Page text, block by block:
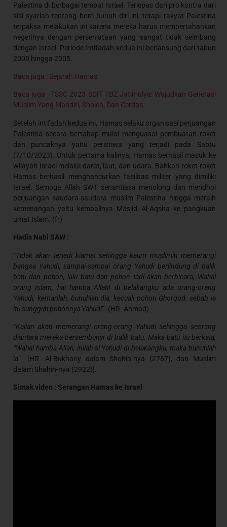
Palestina di berbagai tempat Israel. Terlepas dari pro kontra dari
sisi syariah tentang bom bunuh diri ini, tetapi rakyat Palestina
terpaksa melakukan ini karena mereka harus mempertahankan
negerinya dengan persenjataan yang sangat tidak seimbang
dengan Israel. Periode Intifadah kedua ini berlansung dari tahun
2000 hingga 2005.
Baca juga : Sejarah Hamas
Baca juga : TSSC 2023 SDIT TBZ Jatimulya: Wujudkan Generasi
Muslim Yang Mandiri, Sholeh, Dan Cerdas.
Setelah intifadah kedua ini, Hamas selaku organisasi perjuangan
Palestina secara bertahap mulai menguasai pembuatan roket
dan puncaknya yaitu peristiwa yang terjadi pada Sabtu
(7/10/2023). Untuk pertama kalinya, Hamas berhasil masuk ke
wilayah Israel melalui darat, laut, dan udara. Bahkan roket-roket
Hamas berhasil menghancurkan fasilitas militer yang dimiliki
Israel. Semoga Allah SWT senantiasa menolong dan meridhoi
perjuangan saudara-saudara muslim Palestina hingga meraih
kemenangan yaitu kembalinya Masjid Al-Aqsha ke pangkuan
umat Islam. (fr)
Hadis Nabi SAW :
“Tidak akan terjadi kiamat sehingga kaum muslimin memerangi
bangsa Yahudi, sampai-sampai orang Yahudi berlindung di balik
batu dan pohon, lalu batu dan pohon tadi akan berbicara; Wahai
orang Islam, hai hamba Allah! di belakangku ada orang-orang
Yahudi, kemarilah, bunuhlah dia, kecuali pohon Ghorqod, sebab ia
itu sungguh pohonnya Yahudi”. (HR. Ahmad)
“Kalian akan memerangi orang-orang Yahudi sehingga seorang
diantara mereka bersembunyi di balik batu. Maka batu itu berkata,
“Wahai hamba Allah, inilah si Yahudi di belakangku, maka bunuhlah
ia”. [HR. Al-Bukhoriy dalam Shohih-nya (2767), dan Muslim
dalam Shahih-nya (2922)].
Simak video : Serangan Hamas ke Israel